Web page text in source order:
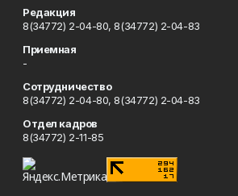
Редакция
8(34772) 2-04-80, 8(34772) 2-04-83
Приемная
-
Сотрудничество
8(34772) 2-04-80, 8(34772) 2-04-83
Отдел кадров
8(34772) 2-11-85